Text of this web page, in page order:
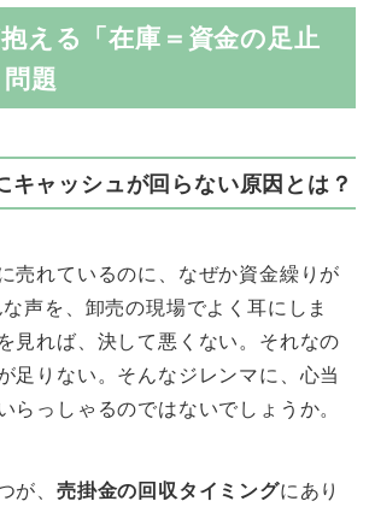
える「在庫＝資金の足止
題
キャッシュが回らない原因とは？
売れているのに、なぜか資金繰りが
声を、卸売の現場でよく耳にしま
見れば、決して悪くない。それなの
足りない。そんなジレンマに、心当
らっしゃるのではないでしょうか。
が、 売掛金の回収タイミングにあり